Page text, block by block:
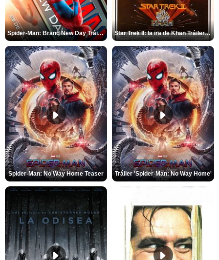
Spider-Man: Brand New Day Tráiler (3) Star Trek II: la ira de Khan Tráiler VO
Spider-Man: No Way Home Teaser Tráiler 'Spider-Man: No Way Home'